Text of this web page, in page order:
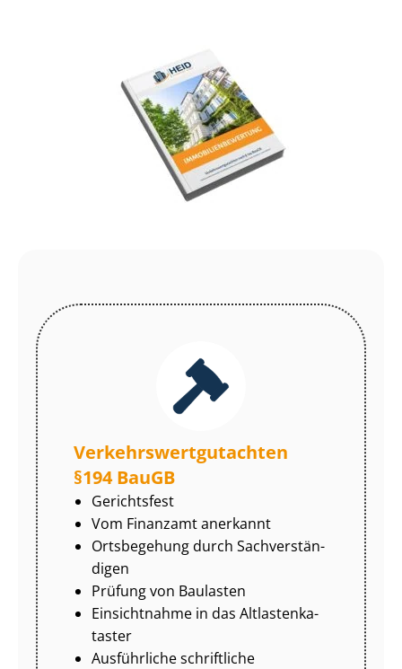
Ver­kehrs­wert­gut­ach­ten
§194 BauGB
Gerichtsfest
Vom Finanzamt anerkannt
Ortsbegehung durch Sach­ver­stän­
di­gen
Prüfung von Baulasten
Einsichtnahme in das Alt­las­ten­ka­
tas­ter
Ausführliche schriftliche